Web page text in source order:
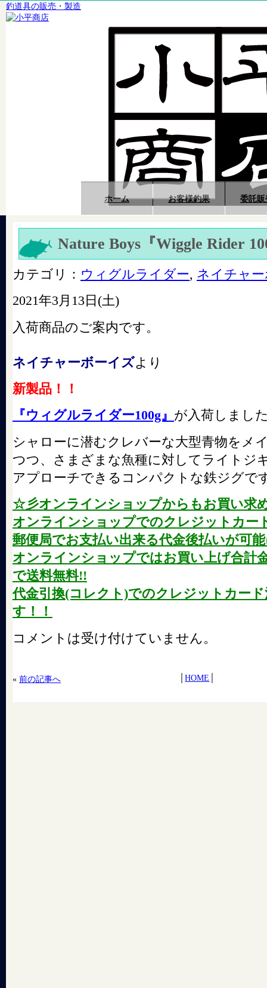
釣道具の販売・製造
ホーム お客様釣果 委託販
Nature Boys『Wiggle Rider
カテゴリ： ウィグルライダー, ネイチャ
2021年3月13日(土)
入荷商品のご案内です。
ネイチャーボーイズより
新製品！！
『ウィグルライダー100g』 が入荷しまし
シャローに潜むクレバーな大型青物をメ
つつ、さまざまな魚種に対してライトジ
アプローチできるコンパクトな鉄ジグで
☆彡オンラインショップからもお買い求
オンラインショップでのクレジットカー
郵便局でお支払い出来る代金後払いが可
オンラインショップではお買い上げ合計
で送料無料!!
代金引換(コレクト)でのクレジットカー
す！！
コメントは受け付けていません。
« 前の記事へ │HOME